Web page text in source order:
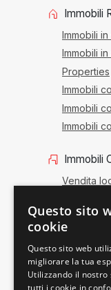
Immobili
Immobili
Immobili
Properties
Immobili
Immobili
Immobili
Immobili
Vendita
Vendita
Uffici e
Questo sito
cookie
Questo sito web
migliorare la tua
Utilizzando il nostro
tutti i cookie in